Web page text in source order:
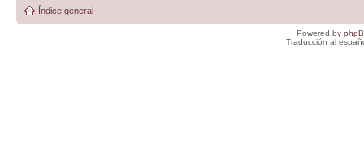
Índice general
Powered by
Traducción al